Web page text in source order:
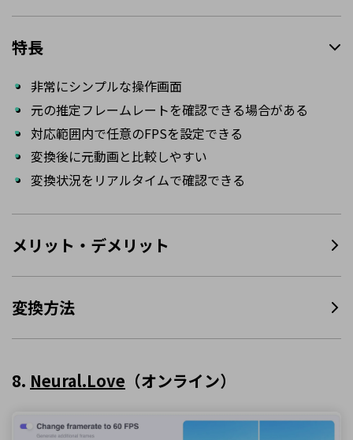
特長
非常にシンプルな操作画面
元の推定フレームレートを確認できる場合がある
対応範囲内で任意のFPSを設定できる
変換後に元動画と比較しやすい
変換状況をリアルタイムで確認できる
メリット・デメリット
変換方法
8. Neural.Love （オンライン）